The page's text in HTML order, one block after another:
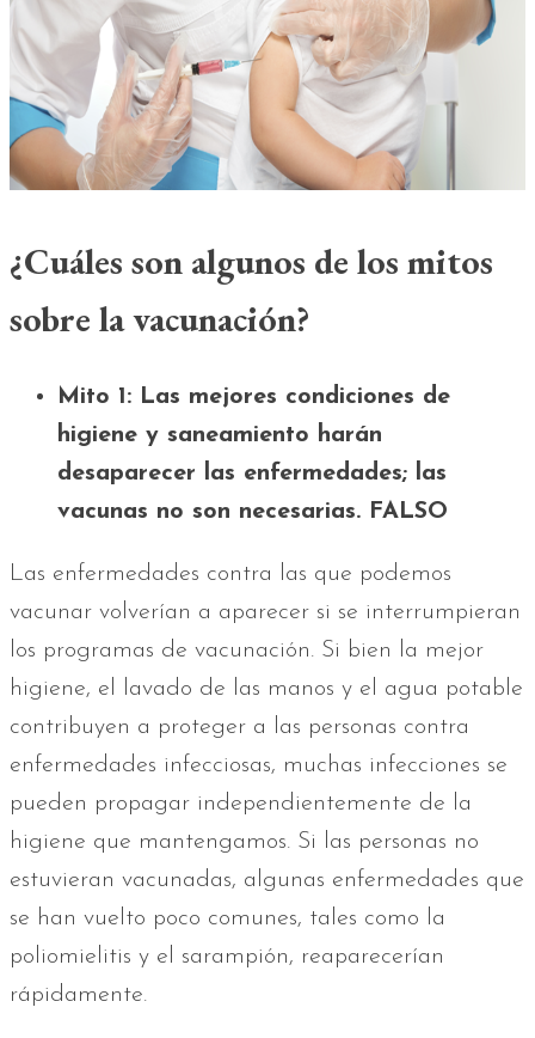
¿Cuáles son algunos de los mitos
sobre la vacunación?
Mito 1: Las mejores condiciones de
higiene y saneamiento harán
desaparecer las enfermedades; las
vacunas no son necesarias. FALSO
Las enfermedades contra las que podemos
vacunar volverían a aparecer si se interrumpieran
los programas de vacunación. Si bien la mejor
higiene, el lavado de las manos y el agua potable
contribuyen a proteger a las personas contra
enfermedades infecciosas, muchas infecciones se
pueden propagar independientemente de la
higiene que mantengamos. Si las personas no
estuvieran vacunadas, algunas enfermedades que
se han vuelto poco comunes, tales como la
poliomielitis y el sarampión, reaparecerían
rápidamente.